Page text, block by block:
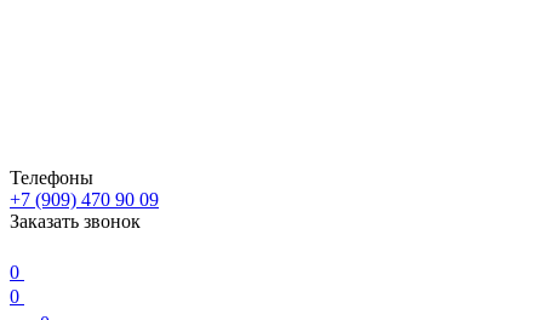
Телефоны
+7 (909) 470 90 09
Заказать звонок
0
0